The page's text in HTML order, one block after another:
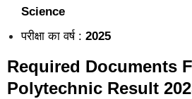
Science
परीक्षा का वर्ष : 2025
Required Documents
Polytechnic Result